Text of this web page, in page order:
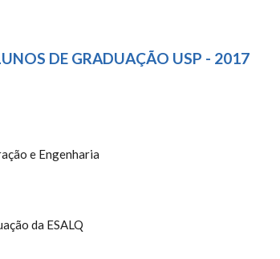
DE GRADUAÇÃO USP - 2017
e Engenharia
da ESALQ